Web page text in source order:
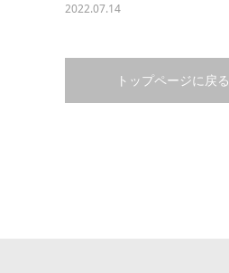
2022.07.14
トップページに戻る